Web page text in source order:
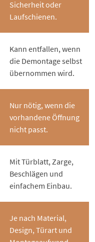
Sicherheit oder
Laufschienen.
Kann entfallen, wenn
die Demontage selbst
übernommen wird.
Nur nötig, wenn die
vorhandene Öffnung
nicht passt.
Mit Türblatt, Zarge,
Beschlägen und
einfachem Einbau.
Je nach Material,
Design, Türart und